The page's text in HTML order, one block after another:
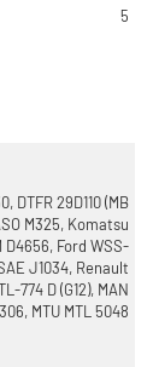
5
DTFR 29D110 (MB
M325, Komatsu
D4656, Ford WSS-
J1034, Renault
774 D (G12), MAN
MTU MTL 5048